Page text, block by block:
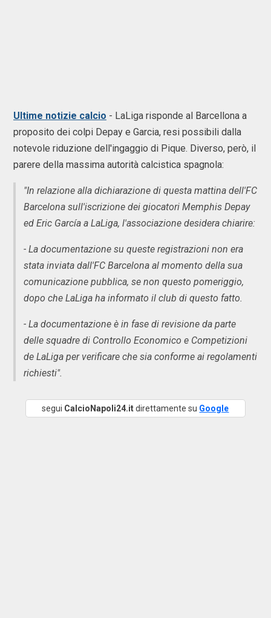
Ultime notizie calcio - LaLiga risponde al Barcellona a
proposito dei colpi Depay e Garcia, resi possibili dalla
notevole riduzione dell'ingaggio di Pique. Diverso, però, il
parere della massima autorità calcistica spagnola:
"In relazione alla dichiarazione di questa mattina dell'FC
Barcelona sull'iscrizione dei giocatori Memphis Depay
ed Eric García a LaLiga, l'associazione desidera chiarire:
- La documentazione su queste registrazioni non era
stata inviata dall'FC Barcelona al momento della sua
comunicazione pubblica, se non questo pomeriggio,
dopo che LaLiga ha informato il club di questo fatto.
- La documentazione è in fase di revisione da parte
delle squadre di Controllo Economico e Competizioni
de LaLiga per verificare che sia conforme ai regolamenti
richiesti".
segui CalcioNapoli24.itdirettamente su Google